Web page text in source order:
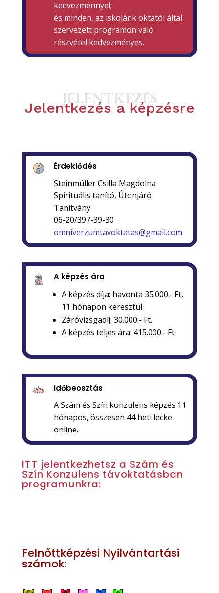
kedvezménnyel;
és minden, az iskolánk oktatói által
szervezett programon való
részvétel kedvezményes.
JELENTKEZÉS
Jelentkezés a képzésre
Érdeklődés
Steinmüller Csilla Magdolna
Spirituális tanító, Útonjáró
Tanítvány
06-20/397-39-30
omniverzumtavoktatas@gmail.com
A képzés ára
A képzés díja: havonta 35.000.- Ft,
11 hónapon keresztül.
Záróvizsgadíj: 30.000.- Ft.
A képzés teljes ára: 415.000.- Ft
Időbeosztás
A Szám és Szín konzulens képzés 11
hónapos, összesen 44 heti lecke
online.
ITT jelentkezhetsz a Szám és
Szín Konzulens távoktatásban
programunkra:
Felnőttképzési Nyilvántartási
számok: